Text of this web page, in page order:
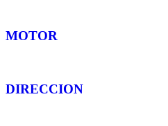
MOTOR
DIRECCION